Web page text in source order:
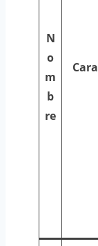
N
o
m
b
re